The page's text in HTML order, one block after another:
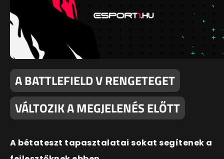
A BATTLEFIELD V RENGETEGET
VÁLTOZIK A MEGJELENÉS ELŐTT
A bétateszt tapasztalatai sokat segítenek a